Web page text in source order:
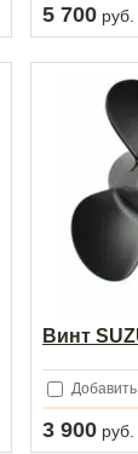
5 700 руб.
Винт
3 900 руб.